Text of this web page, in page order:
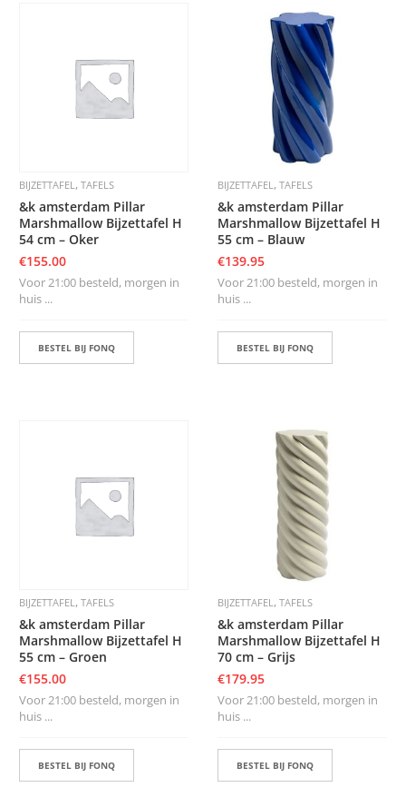
BIJZETTAFEL, TAFELS
&k amsterdam Pillar
Marshmallow Bijzettafel H
54 cm – Oker
€155.00
Voor 21:00 besteld, morgen in
huis ...
BESTEL BIJ FONQ
BIJZETTAFEL, TAFELS
&k amsterdam Pillar
Marshmallow Bijzettafel H
55 cm – Blauw
€139.95
Voor 21:00 besteld, morgen in
huis ...
BESTEL BIJ FONQ
BIJZETTAFEL, TAFELS
&k amsterdam Pillar
Marshmallow Bijzettafel H
55 cm – Groen
€155.00
Voor 21:00 besteld, morgen in
huis ...
BESTEL BIJ FONQ
BIJZETTAFEL, TAFELS
&k amsterdam Pillar
Marshmallow Bijzettafel H
70 cm – Grijs
€179.95
Voor 21:00 besteld, morgen in
huis ...
BESTEL BIJ FONQ